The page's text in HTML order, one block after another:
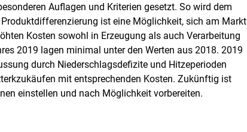
Skip to main content
Auflagen und Kriterien gesetzt. So wird dem
ist eine Möglichkeit, sich am Markt
Kosten sowohl in Erzeugung als auch Verarbeitung
2019 lagen minimal unter den Werten aus 2018. 2019
durch Niederschlagsdefizite und Hitzeperioden
mit entsprechenden Kosten. Zukünftig ist
einstellen und nach Möglichkeit vorbereiten.